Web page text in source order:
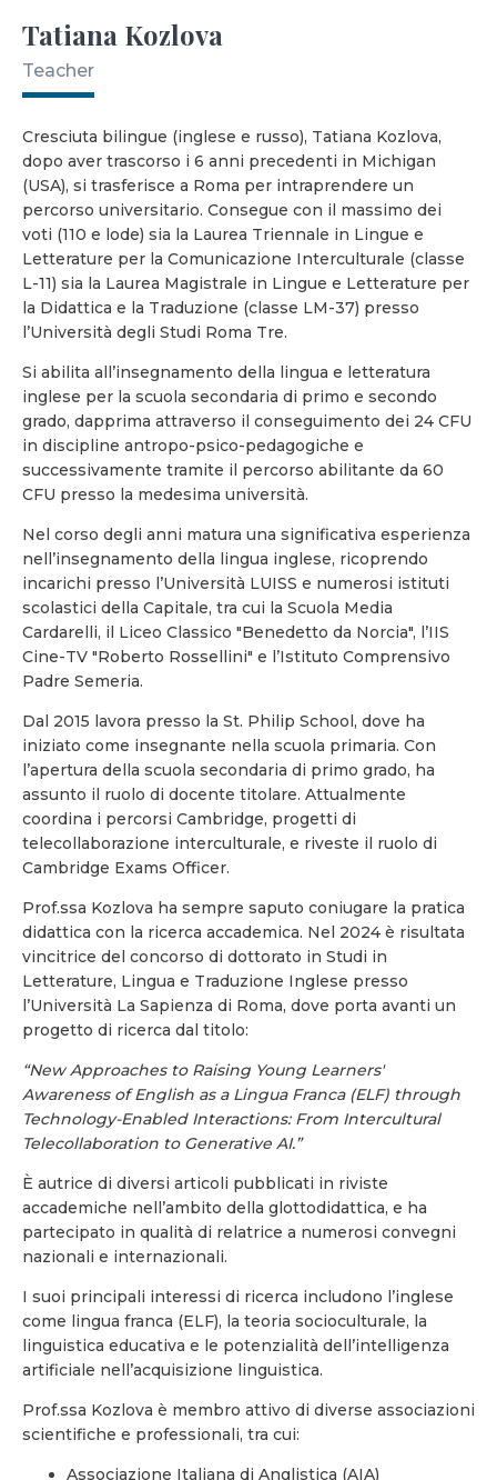
Tatiana Kozlova
Teacher
Cresciuta bilingue (inglese e russo), Tatiana Kozlova,
dopo aver trascorso i 6 anni precedenti in Michigan
(USA), si trasferisce a Roma per intraprendere un
percorso universitario. Consegue con il massimo dei
voti (110 e lode) sia la Laurea Triennale in Lingue e
Letterature per la Comunicazione Interculturale (classe
L-11) sia la Laurea Magistrale in Lingue e Letterature per
la Didattica e la Traduzione (classe LM-37) presso
l’Università degli Studi Roma Tre.
Si abilita all’insegnamento della lingua e letteratura
inglese per la scuola secondaria di primo e secondo
grado, dapprima attraverso il conseguimento dei 24 CFU
in discipline antropo-psico-pedagogiche e
successivamente tramite il percorso abilitante da 60
CFU presso la medesima università.
Nel corso degli anni matura una significativa esperienza
nell’insegnamento della lingua inglese, ricoprendo
incarichi presso l’Università LUISS e numerosi istituti
scolastici della Capitale, tra cui la Scuola Media
Cardarelli, il Liceo Classico "Benedetto da Norcia", l’IIS
Cine-TV "Roberto Rossellini" e l’Istituto Comprensivo
Padre Semeria.
Dal 2015 lavora presso la St. Philip School, dove ha
iniziato come insegnante nella scuola primaria. Con
l’apertura della scuola secondaria di primo grado, ha
assunto il ruolo di docente titolare. Attualmente
coordina i percorsi Cambridge, progetti di
telecollaborazione interculturale, e riveste il ruolo di
Cambridge Exams Officer.
Prof.ssa Kozlova ha sempre saputo coniugare la pratica
didattica con la ricerca accademica. Nel 2024 è risultata
vincitrice del concorso di dottorato in Studi in
Letterature, Lingua e Traduzione Inglese presso
l’Università La Sapienza di Roma, dove porta avanti un
progetto di ricerca dal titolo:
“New Approaches to Raising Young Learners'
Awareness of English as a Lingua Franca (ELF) through
Technology-Enabled Interactions: From Intercultural
Telecollaboration to Generative AI.”
È autrice di diversi articoli pubblicati in riviste
accademiche nell’ambito della glottodidattica, e ha
partecipato in qualità di relatrice a numerosi convegni
nazionali e internazionali.
I suoi principali interessi di ricerca includono l’inglese
come lingua franca (ELF), la teoria socioculturale, la
linguistica educativa e le potenzialità dell’intelligenza
artificiale nell’acquisizione linguistica.
Prof.ssa Kozlova è membro attivo di diverse associazioni
scientifiche e professionali, tra cui:
Associazione Italiana di Anglistica (AIA)